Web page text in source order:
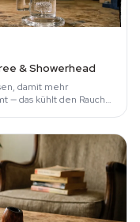
& Showerhead
damit mehr
— das kühlt den Rauch